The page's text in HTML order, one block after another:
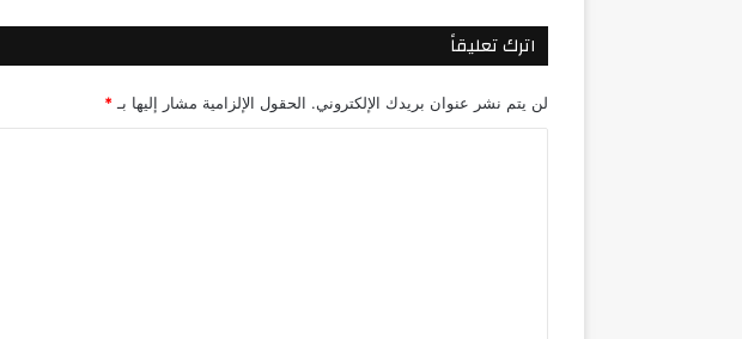
اترك تعليقاً
لن يتم نشر عنوان بريدك الإلكتروني. الحقول الإلزامية مشار إليها بـ *